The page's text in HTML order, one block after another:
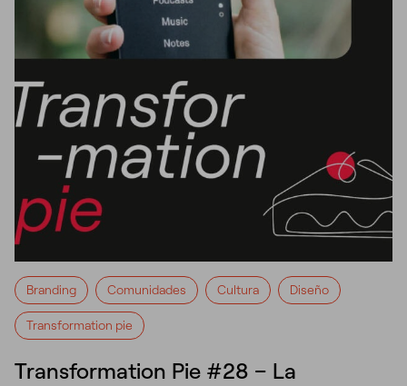
Branding Comunidades Cultura Diseño
Transformation pie
Transformation Pie #28 – La